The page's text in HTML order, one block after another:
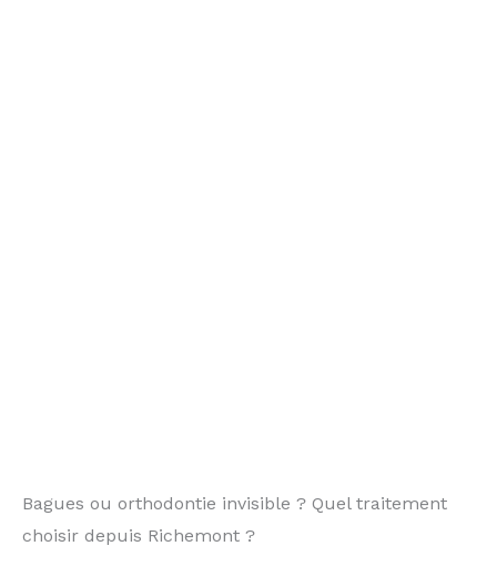
Bagues ou orthodontie invisible ? Quel traitement
choisir depuis Richemont ?